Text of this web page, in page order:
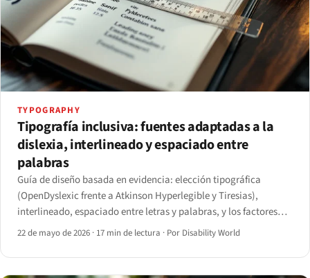
TYPOGRAPHY
Tipografía inclusiva: fuentes adaptadas a la
dislexia, interlineado y espaciado entre
palabras
Guía de diseño basada en evidencia: elección tipográfica
(OpenDyslexic frente a Atkinson Hyperlegible y Tiresias),
interlineado, espaciado entre letras y palabras, y los factores
subestimados de longitud de línea, alineación y tamaño mínimo
22 de mayo de 2026 · 17 min de lectura · Por Disability World